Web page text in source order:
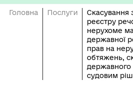
Головна Послуги
Скасування
реєстру
нерухоме
державної
прав на
обтяжень,
державного
судовим